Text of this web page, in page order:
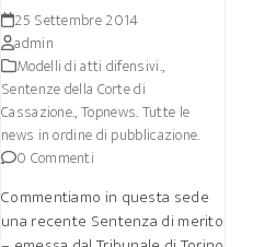
25 Settembre 2014
admin
Modelli di atti difensivi.,
Sentenze della Corte di
Cassazione.,Topnews. Tutte le
news in ordine di pubblicazione.
0 Commenti
Commentiamo in questa sede
una recente Sentenza di merito